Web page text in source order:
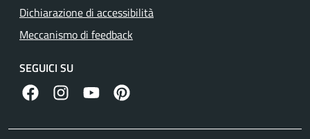
Dichiarazione di accessibilità
Meccanismo di feedback
SEGUICI SU
facebook instagramcanale youtube
pinterest